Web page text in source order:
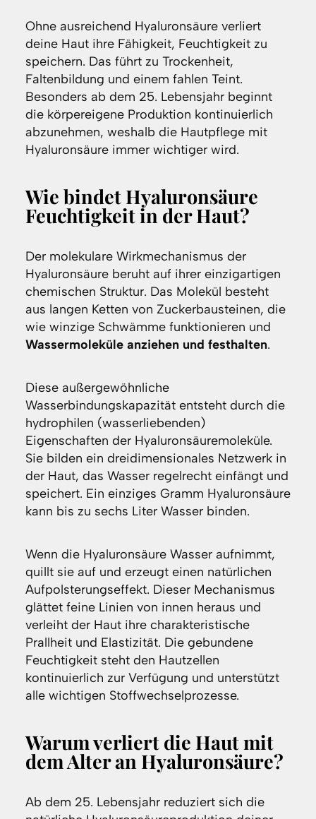
Ohne ausreichend Hyaluronsäure verliert
deine Haut ihre Fähigkeit, Feuchtigkeit zu
speichern. Das führt zu Trockenheit,
Faltenbildung und einem fahlen Teint.
Besonders ab dem 25. Lebensjahr beginnt
die körpereigene Produktion kontinuierlich
abzunehmen, weshalb die Hautpflege mit
Hyaluronsäure immer wichtiger wird.
Wie bindet Hyaluronsäure
Feuchtigkeit in der Haut?
Der molekulare Wirkmechanismus der
Hyaluronsäure beruht auf ihrer einzigartigen
chemischen Struktur. Das Molekül besteht
aus langen Ketten von Zuckerbausteinen, die
wie winzige Schwämme funktionieren und
Wassermoleküle anziehen und festhalten.
Diese außergewöhnliche
Wasserbindungskapazität entsteht durch die
hydrophilen (wasserliebenden)
Eigenschaften der Hyaluronsäuremoleküle.
Sie bilden ein dreidimensionales Netzwerk in
der Haut, das Wasser regelrecht einfängt und
speichert. Ein einziges Gramm Hyaluronsäure
kann bis zu sechs Liter Wasser binden.
Wenn die Hyaluronsäure Wasser aufnimmt,
quillt sie auf und erzeugt einen natürlichen
Aufpolsterungseffekt. Dieser Mechanismus
glättet feine Linien von innen heraus und
verleiht der Haut ihre charakteristische
Prallheit und Elastizität. Die gebundene
Feuchtigkeit steht den Hautzellen
kontinuierlich zur Verfügung und unterstützt
alle wichtigen Stoffwechselprozesse.
Warum verliert die Haut mit
dem Alter an Hyaluronsäure?
Ab dem 25. Lebensjahr reduziert sich die